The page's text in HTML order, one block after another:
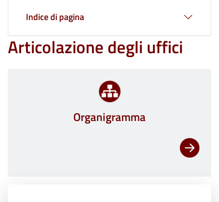
Articolazione degli uffici
Organigramma
Indice di pagina